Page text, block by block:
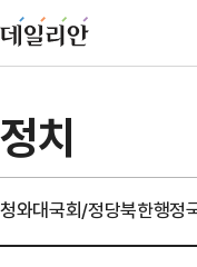
정치
청와대국회/정당북한행정